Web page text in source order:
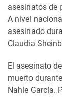
asesinatos de
A nivel
asesinado
Claudia
El asesinato
muerto
Nahle García.